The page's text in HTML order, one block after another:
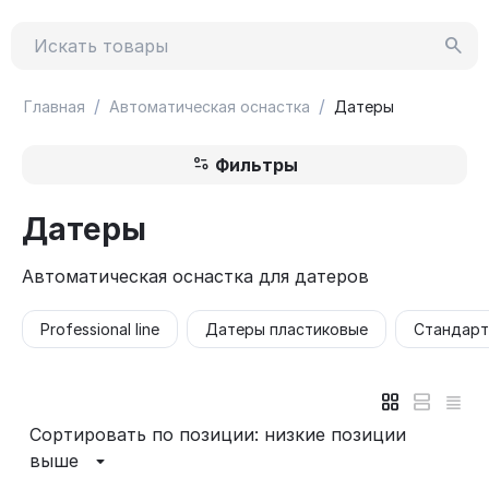
Главная / Автоматическая оснастка / Датеры
Фильтры
Датеры
Автоматическая оснастка для датеров
Professional line Датеры пластиковые
Сортировать по позиции: низкие позиции
выше